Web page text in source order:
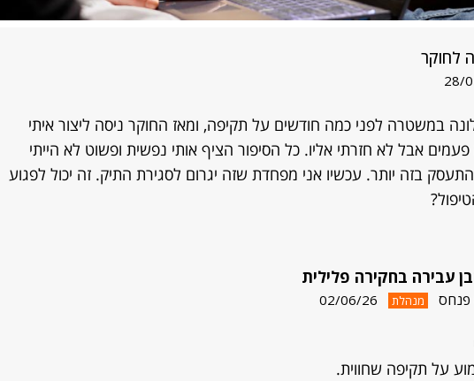
לחוקר
28/
במשטרה לפני כמה חודשים על תקיפה, ומאז החוקר ניסה ליצור איתי
אבל לא חזרתי אליו. כל הסיפור הציף אותי נפשית ופשוט לא הייתי
בזה יותר. עכשיו אני מפחדת שזה יגרום לסגירת התיק. זה יכול לפגוע
עבירה בחקירה פלילית
פנחס מנהלת 02/06/26
על תקיפה שחווית.